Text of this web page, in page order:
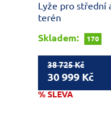
Lyže pro střední
terén
Skladem:
170
38 725 Kč
30 999 Kč
% SLEVA